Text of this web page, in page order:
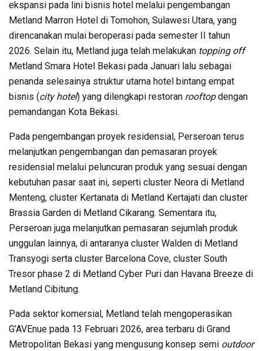
ekspansi pada lini bisnis hotel melalui pengembangan
Metland Marron Hotel di Tomohon, Sulawesi Utara, yang
direncanakan mulai beroperasi pada semester II tahun
2026. Selain itu, Metland juga telah melakukan topping off
Metland Smara Hotel Bekasi pada Januari lalu sebagai
penanda selesainya struktur utama hotel bintang empat
bisnis (city hotel) yang dilengkapi restoran rooftopdengan
pemandangan Kota Bekasi.
Pada pengembangan proyek residensial, Perseroan terus
melanjutkan pengembangan dan pemasaran proyek
residensial melalui peluncuran produk yang sesuai dengan
kebutuhan pasar saat ini, seperti cluster Neora di Metland
Menteng, cluster Kertanata di Metland Kertajati dan cluster
Brassia Garden di Metland Cikarang. Sementara itu,
Perseroan juga melanjutkan pemasaran sejumlah produk
unggulan lainnya, di antaranya cluster Walden di Metland
Transyogi serta cluster Barcelona Cove, cluster South
Tresor phase 2 di Metland Cyber Puri dan Havana Breeze di
Metland Cibitung.
Pada sektor komersial, Metland telah mengoperasikan
G’AVEnue pada 13 Februari 2026, area terbaru di Grand
Metropolitan Bekasi yang mengusung konsep semi outdoor